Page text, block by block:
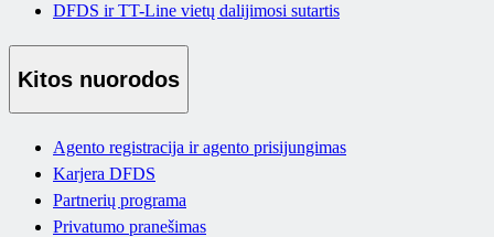
DFDS ir TT-Line vietų dalijimosi sutartis
Kitos nuorodos
Agento registracija ir agento prisijungimas
Karjera DFDS
Partnerių programa
Privatumo pranešimas